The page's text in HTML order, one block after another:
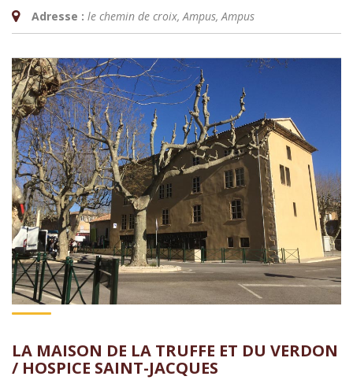
Adresse : le chemin de croix, Ampus,Ampus
LA MAISON DE LA TRUFFE ET DU VERDON
/ HOSPICE SAINT-JACQUES